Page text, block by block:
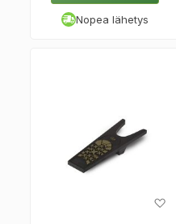
Nopea lähetys